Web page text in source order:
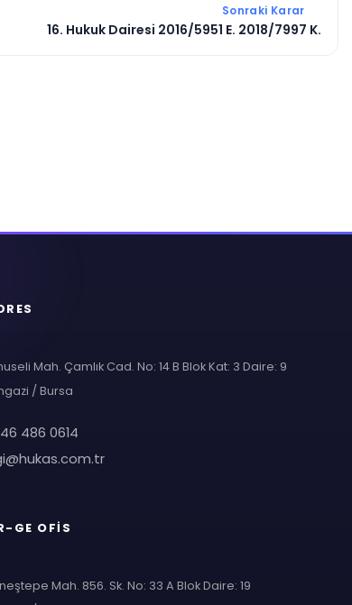
Sonraki Karar
16. Hukuk Dairesi 2016/5951 E. 2018/7997 K.
Mah. Çamlık Cad. No: 14 B Blok Kat: 3 Daire: 9
/ Bursa
486 0614
GE OFİS
Mah. 856. Sk. No: 33 A Blok Daire: 19